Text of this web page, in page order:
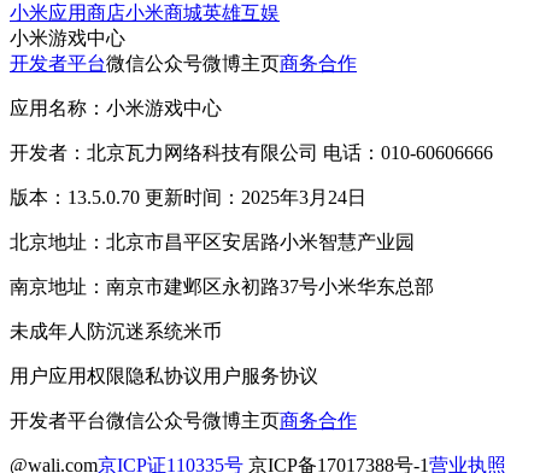
小米应用商店小米商城英雄互娱
小米游戏中心
开发者平台微信公众号微博主页商务合作
应用名称：小米游戏中心
开发者：北京瓦力网络科技有限公司 电话：010-60606666
版本：13.5.0.70 更新时间：2025年3月24日
北京地址：北京市昌平区安居路小米智慧产业园
南京地址：南京市建邺区永初路37号小米华东总部
未成年人防沉迷系统米币
用户应用权限隐私协议用户服务协议
开发者平台微信公众号微博主页商务合作
@wali.com京ICP证110335号 京ICP备17017388号-1营业执照